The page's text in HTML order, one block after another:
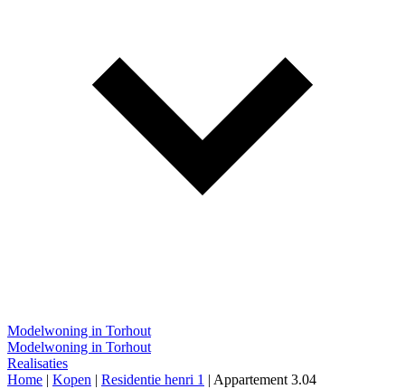
Modelwoning in Torhout
Modelwoning in Torhout
Realisaties
Home | Kopen | Residentie henri 1 | Appartement 3.04